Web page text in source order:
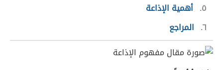
٥ أهمية الإذاعة
٦ المراجع